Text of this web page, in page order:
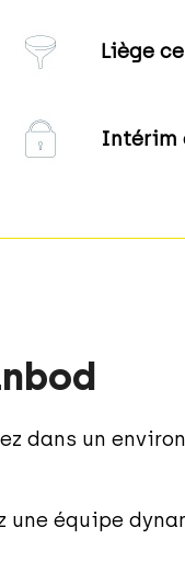
Liège
Intérim
dans un
une équipe